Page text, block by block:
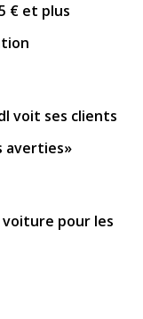
€ et plus
voit ses clients
averties»
pour les